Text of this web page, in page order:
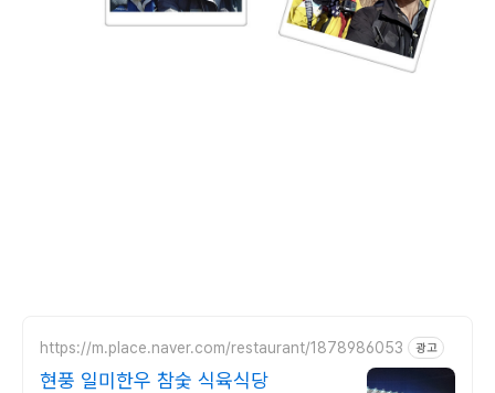
https://m.place.naver.com/restaurant/1878986053 광고
현풍 일미한우 참숯 식육식당